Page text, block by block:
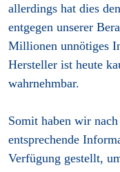
allerdings hat dies
entgegen unserer
Millionen unnötiges
Hersteller ist heute
wahrnehmbar.
Somit haben wir
entsprechende
Verfügung gestellt,